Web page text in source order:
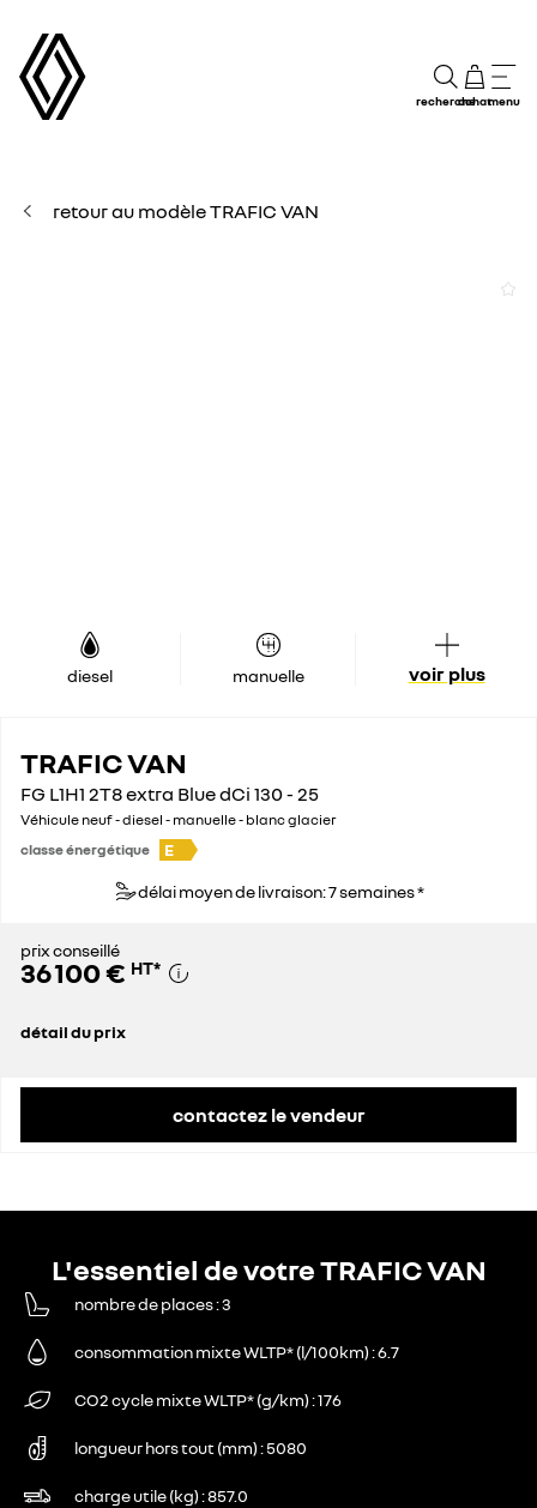
rechercheachatmenu
retour au modèle TRAFIC VAN
diesel manuelle voir plus
TRAFIC VAN
FG L1H1 2T8 extra Blue dCi 130 - 25
Véhicule neuf - diesel - manuelle - blanc glacier
classe énergétique
E
délai moyen de livraison: 7 semaines *
prix conseillé
36 100 € HT*
détail du prix
contactez le vendeur
L'essentiel de votre TRAFIC VAN
nombre de places 3
consommation mixte WLTP* (l/100km) 6.7
CO2 cycle mixte WLTP* (g/km) 176
longueur hors tout (mm) 5080
charge utile (kg) 857.0